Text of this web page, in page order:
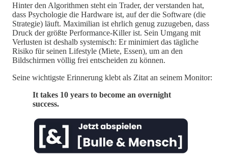
Hinter den Algorithmen steht ein Trader, der verstanden hat,
dass Psychologie die Hardware ist, auf der die Software (die
Strategie) läuft. Maximilian ist ehrlich genug zuzugeben, dass
Druck der größte Performance-Killer ist. Sein Umgang mit
Verlusten ist deshalb systemisch: Er minimiert das tägliche
Risiko für seinen Lifestyle (Miete, Essen), um an den
Bildschirmen völlig frei entscheiden zu können.
Seine wichtigste Erinnerung klebt als Zitat an seinem Monitor:
It takes 10 years to become an overnight
success.